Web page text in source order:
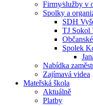
Firmy⁄služby v
Spolky a
SDH
TJ Sokol
Spolek
Nabídka
Zajímavá videa
Mateřská škola
Aktuálně
Platby